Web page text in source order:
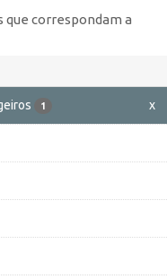
que correspondam a
1 x